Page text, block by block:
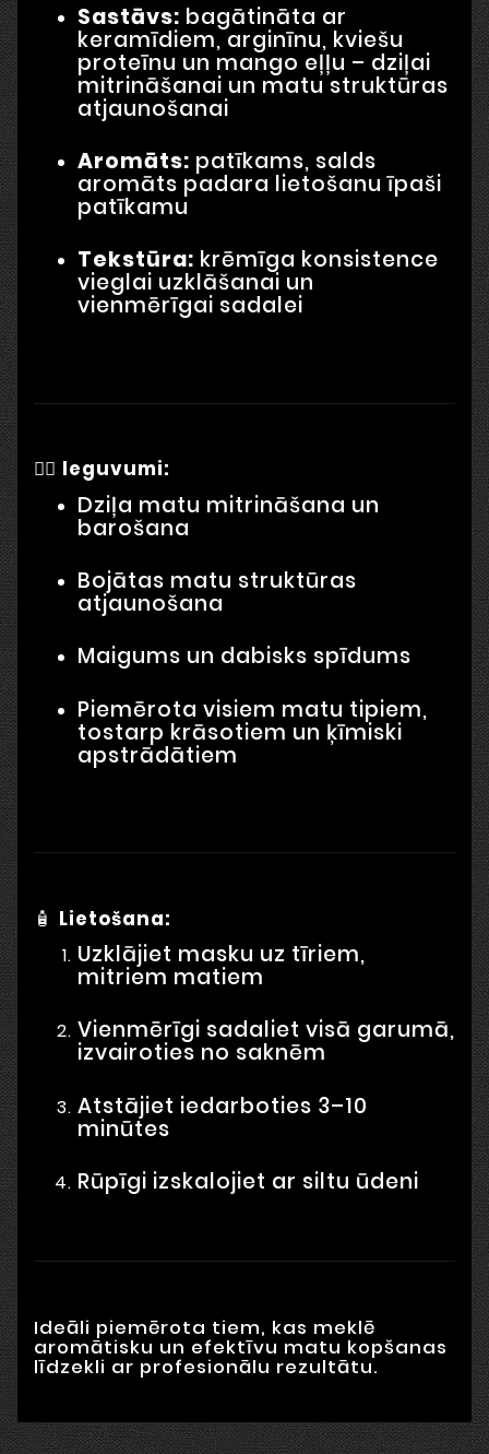
Sastāvs: bagātināta ar
keramīdiem, arginīnu, kviešu
proteīnu un mango eļļu – dziļai
mitrināšanai un matu struktūras
atjaunošanai
Aromāts: patīkams, salds
aromāts padara lietošanu īpaši
patīkamu
Tekstūra: krēmīga konsistence
vieglai uzklāšanai un
vienmērīgai sadalei
💆‍♀️ Ieguvumi:
Dziļa matu mitrināšana un
barošana
Bojātas matu struktūras
atjaunošana
Maigums un dabisks spīdums
Piemērota visiem matu tipiem,
tostarp krāsotiem un ķīmiski
apstrādātiem
🧴 Lietošana:
Uzklājiet masku uz tīriem,
mitriem matiem
Vienmērīgi sadaliet visā garumā,
izvairoties no saknēm
Atstājiet iedarboties 3–10
minūtes
Rūpīgi izskalojiet ar siltu ūdeni
Ideāli piemērota tiem, kas meklē
aromātisku un efektīvu matu kopšanas
līdzekli ar profesionālu rezultātu.